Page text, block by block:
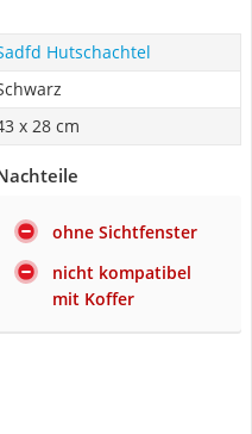
Hutschachtel
x 28 cm
ohne Sichtfenster
nicht kompatibel
mit Koffer